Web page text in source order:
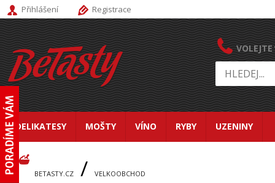
Přihlášení Registrace
VOLEJTE
DELIKATESY MOŠTY VÍNO RYBY UZENINY
BETASTY.CZ / VELKOOBCHOD